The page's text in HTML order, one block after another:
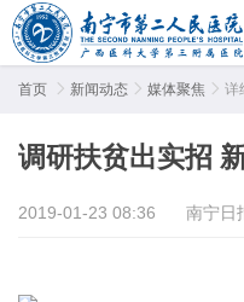
首页  新闻动态  媒体聚焦  详
调研扶贫出实招
2019-01-23 08:36 南宁日